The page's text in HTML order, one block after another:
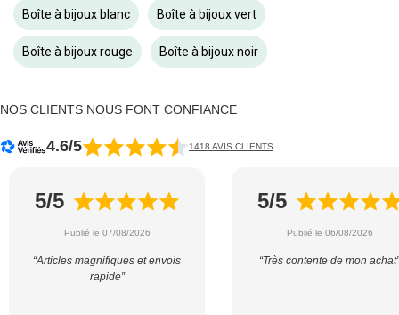
Boîte à bijoux blanc Boîte à bijoux vert
Boîte à bijoux rouge Boîte à bijoux noir
NOS CLIENTS NOUS FONT CONFIANCE
4.6/5 1418 AVIS CLIENTS
5/5
Publié le 07/08/2026
“Articles magnifiques et envois
rapide”
5/5
Publié le 06/08/2026
“Très contente de mon achat”